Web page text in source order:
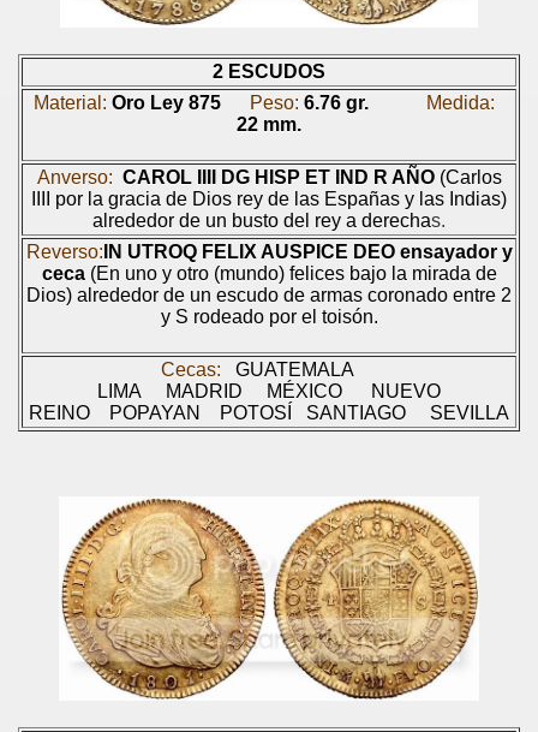
2 ESCUDOS
Material: Oro Ley 875 Peso: 6.76 gr.
Medida:
22 mm.
Anverso: CAROL IIII DG HISP ET IND R AÑO(Carlos
IIII por la gracia de Dios rey de las Españas y las Indias)
alrededor de un busto del rey a derechas.
Reverso: IN UTROQ FELIX AUSPICE DEO ensayador y
ceca(En uno y otro (mundo) felices bajo la mirada de
Dios) alrededor de un escudo de armas coronado entre 2
y S rodeadopor el toisón.
Cecas:
GUATEMALA
LIMA
MADRID MÉXICO
NUEVO
REINO
POPAYAN POTOSÍ SANTIAGO SEVILLA